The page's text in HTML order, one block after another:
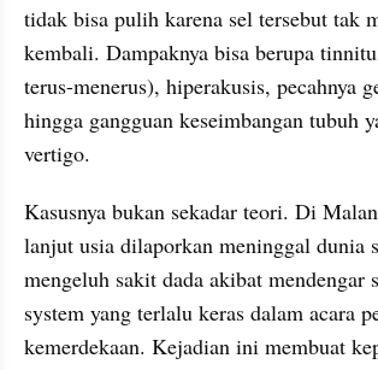
tidak bisa pulih karena sel tersebut tak
kembali. Dampaknya bisa berupa
terus-menerus), hiperakusis, pecahnya
hingga gangguan keseimbangan tubuh
vertigo.
Kasusnya bukan sekadar teori. Di
lanjut usia dilaporkan meninggal dunia
mengeluh sakit dada akibat mendengar
system yang terlalu keras dalam acara
kemerdekaan. Kejadian ini membuat